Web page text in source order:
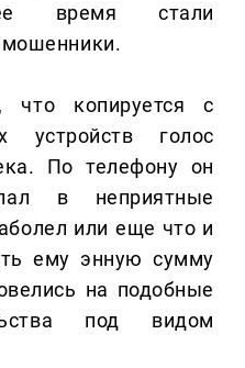
время стали
мошенники.
копируется с
устройств голос
По телефону он
в неприятные
или еще что и
ему энную сумму
на подобные
под видом